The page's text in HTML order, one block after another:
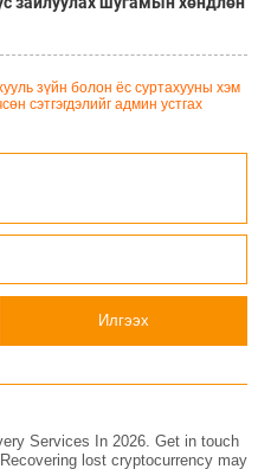
зүйн болон ёс суртахууны хэм
сэтгэгдэлийг админ устгах
Илгээх
Services In 2026. Get in touch
lost cryptocurrency may